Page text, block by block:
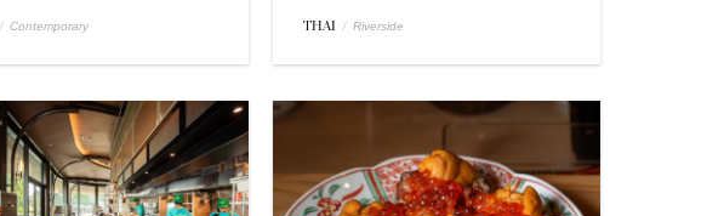
/ Contemporary THAI / Riverside